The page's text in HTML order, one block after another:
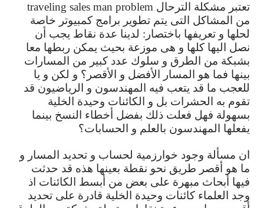
تعتبر مشكلة الترحال
من
المشاكل التى يتم تطوير برامج كمبيوتر خاصة
لحلها و تعريفها باختصار : لدينا عدة نقاط يجب أن
نصل
اليها كلها و هى موزعة بحيث يمكن ربطها معا
بشبكة من الطرق و سلوك عدد كبير من
المسارات
بينها فما هو المسار الأفضل و الأقصر؟ و لكن و يا
للعجب ما قد يتعب فيه المهندسون و الرياضيون قد
تقوم به الحشرات بل و الكائنات وحيدة
الخلية
بسهولة فهل فعلت ذلك بفضل أخطاء النسخ بينما
يفعلها
المهندسون بالعلم و الحسابات؟
ان مسألة وجود خوارزمية لحساب و تحديد المسار و
ما هو أقصر طريق نحو نقطة بعينها هذه قد حدثت
فيها أبحاث مبهرة على بعض من أبسط الكائنات اذ
وجد
العلماء كائنات وحيدة الخلية قادرة على تحديد